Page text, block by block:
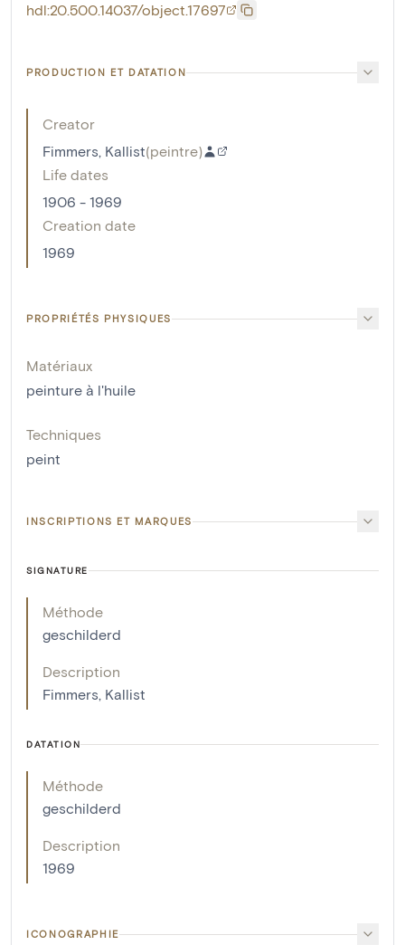
hdl:20.500.14037/object.17697
PRODUCTION ET DATATION
Creator
Fimmers, Kallist(peintre)
Life dates
1906 - 1969
Creation date
1969
PROPRIÉTÉS PHYSIQUES
Matériaux
peinture à l'huile
Techniques
peint
INSCRIPTIONS ET MARQUES
SIGNATURE
Méthode
geschilderd
Description
Fimmers, Kallist
DATATION
Méthode
geschilderd
Description
1969
ICONOGRAPHIE